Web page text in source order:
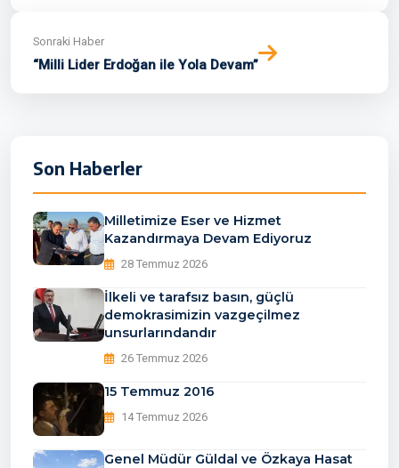
Sonraki Haber
“Milli Lider Erdoğan ile Yola Devam”
Son Haberler
Milletimize Eser ve Hizmet
Kazandırmaya Devam Ediyoruz
28 Temmuz 2026
İlkeli ve tarafsız basın, güçlü
demokrasimizin vazgeçilmez
unsurlarındandır
26 Temmuz 2026
15 Temmuz 2016
14 Temmuz 2026
Genel Müdür Güldal ve Özkaya Hasat